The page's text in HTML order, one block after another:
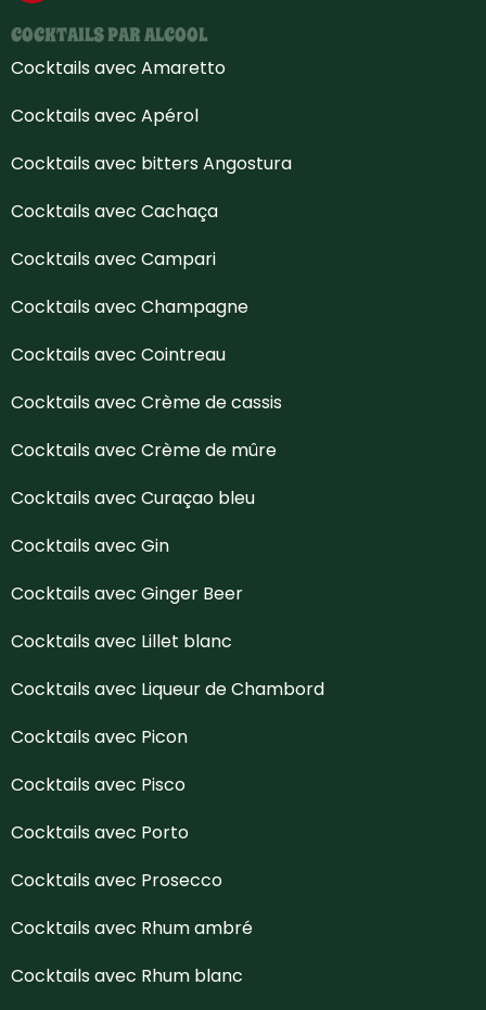
COCKTAILS PAR ALCOOL
Cocktails avec Amaretto
Cocktails avec Apérol
Cocktails avec bitters Angostura
Cocktails avec Cachaça
Cocktails avec Campari
Cocktails avec Champagne
Cocktails avec Cointreau
Cocktails avec Crème de cassis
Cocktails avec Crème de mûre
Cocktails avec Curaçao bleu
Cocktails avec Gin
Cocktails avec Ginger Beer
Cocktails avec Lillet blanc
Cocktails avec Liqueur de Chambord
Cocktails avec Picon
Cocktails avec Pisco
Cocktails avec Porto
Cocktails avec Prosecco
Cocktails avec Rhum ambré
Cocktails avec Rhum blanc